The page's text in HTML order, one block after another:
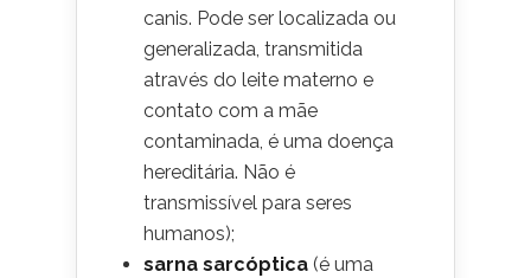
canis. Pode ser localizada ou
generalizada, transmitida
através do leite materno e
contato com a mãe
contaminada, é uma doença
hereditária. Não é
transmissível para seres
humanos);
sarna sarcóptica (é uma